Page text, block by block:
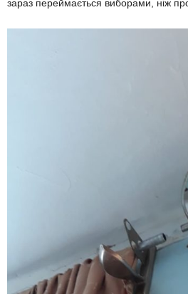
зараз переймається виборами, ніж